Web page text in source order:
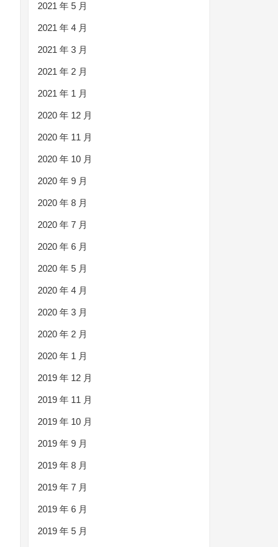
2021 年 5 月
2021 年 4 月
2021 年 3 月
2021 年 2 月
2021 年 1 月
2020 年 12 月
2020 年 11 月
2020 年 10 月
2020 年 9 月
2020 年 8 月
2020 年 7 月
2020 年 6 月
2020 年 5 月
2020 年 4 月
2020 年 3 月
2020 年 2 月
2020 年 1 月
2019 年 12 月
2019 年 11 月
2019 年 10 月
2019 年 9 月
2019 年 8 月
2019 年 7 月
2019 年 6 月
2019 年 5 月